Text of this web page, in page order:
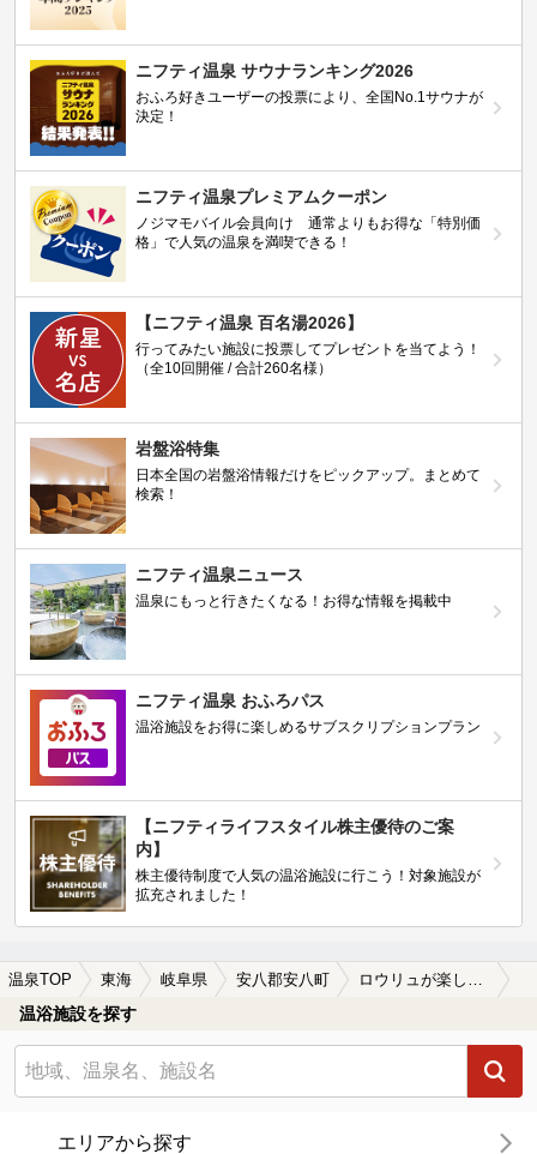
ニフティ温泉 サウナランキング2026
おふろ好きユーザーの投票により、全国No.1サウナが
決定！
ニフティ温泉プレミアムクーポン
ノジマモバイル会員向け 通常よりもお得な「特別価
格」で人気の温泉を満喫できる！
【ニフティ温泉 百名湯2026】
行ってみたい施設に投票してプレゼントを当てよう！
（全10回開催 / 合計260名様）
岩盤浴特集
日本全国の岩盤浴情報だけをピックアップ。まとめて
検索！
ニフティ温泉ニュース
温泉にもっと行きたくなる！お得な情報を掲載中
ニフティ温泉 おふろパス
温浴施設をお得に楽しめるサブスクリプションプラン
【ニフティライフスタイル株主優待のご案
内】
株主優待制度で人気の温浴施設に行こう！対象施設が
拡充されました！
温泉TOP 東海 岐阜県 安八郡安八町
温浴施設を探す
エリアから探す